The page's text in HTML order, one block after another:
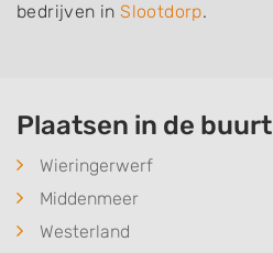
bedrijven inSlootdorp.
Plaatsen in de buurt
Wieringerwerf
Middenmeer
Westerland